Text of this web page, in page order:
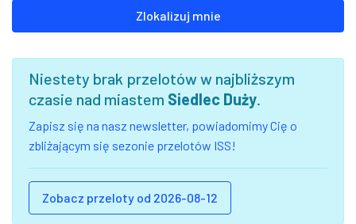
Zlokalizuj mnie
Niestety brak przelotów w najbliższym
czasie nad miastem Siedlec Duży.
Zapisz się na nasz newsletter, powiadomimy Cię o
zbliżającym się sezonie przelotów ISS!
Zobacz przeloty od 2026-08-12